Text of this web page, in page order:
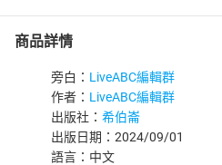
商品詳情
旁白： LiveABC編輯群
作者： LiveABC編輯群
出版社： 希伯崙
出版日期：2024/09/01
語言：中文